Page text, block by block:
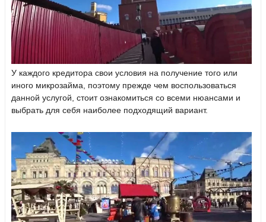
У каждого кредитора свои условия на получение того или
иного микрозайма, поэтому прежде чем воспользоваться
данной услугой, стоит ознакомиться со всеми нюансами и
выбрать для себя наиболее подходящий вариант.